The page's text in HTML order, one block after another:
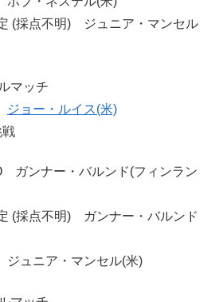
(採点不明) ジュニア・マンセル
マッチ
ジョー・ルイス(米)
ンナー・バルンド(フィンラン
(採点不明) ガンナー・バルンド
ュニア・マンセル(米)